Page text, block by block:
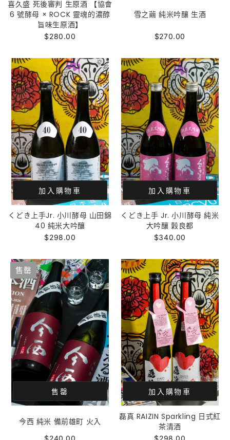
喜久盛 死後審判 生原酒 【協會
6 號酵母 × ROCK 靈魂的濃醇
旨味生原酒】
$280.00
雪之繭 純米吟釀 生酒
$270.00
加入購物車
くどき上手Jr. 小川酵母 山田錦
40 純米大吟釀
$298.00
加入購物車
くどき上手 Jr. 小川酵母 純米
大吟釀 穀良都
$340.00
售罄
售罄
今西 純米 備前雄町 火入
$240.00
加入購物車
磊真 RAIZIN Sparkling 日式紅
茶清酒
$298.00